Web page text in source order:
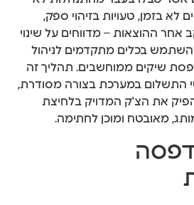
לא בזמן, טעויות בזיהוי ספק,
אחר ההוצאות – מדווחים על שינוי
בכלים מתקדמים לניהול
שיקים ממוחשבים. תהליך זה
התשלום במערכת בצורה מסודרת,
את הצ'ק המדויק בלחיצת
מאובטח ומוכן לחתימה.